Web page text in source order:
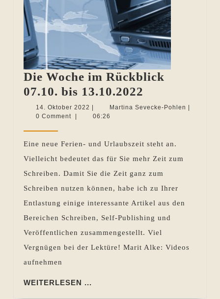
Die Woche im Rückblick
07.10. bis 13.10.2022
Woche
07.10.
bis
13.10.2022
14. Oktober 2022 14.
Oktober
Martina Sevecke-Pohlen Martina
0 Comment
06:26
Eine neue Ferien- und Urlaubszeit steht an.
Vielleicht bedeutet das für Sie mehr Zeit zum
Schreiben. Damit Sie die Zeit ganz zum
Schreiben nutzen können, habe ich zu Ihrer
Entlastung einige interessante Artikel aus den
Bereichen Schreiben, Self-Publishing und
Veröffentlichen zusammengestellt. Viel
Vergnügen bei der Lektüre! Marit Alke: Videos
aufnehmen
WEITERLESEN ...